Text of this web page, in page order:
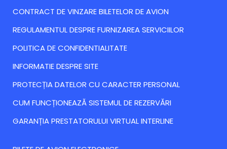
CONTRACT DE VINZARE BILETELOR DE AVION
REGULAMENTUL DESPRE FURNIZAREA SERVICIILOR
POLITICA DE CONFIDENTIALITATE
INFORMATIE DESPRE SITE
PROTECȚIA DATELOR CU CARACTER PERSONAL
CUM FUNCȚIONEAZĂ SISTEMUL DE REZERVĂRI
GARANȚIA PRESTATORULUI VIRTUAL INTERLINE